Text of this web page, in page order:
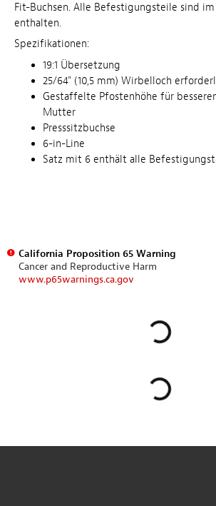
Fit-Buchsen. Alle Befestigungsteile sind
enthalten.
Spezifikationen:
19:1 Übersetzung
25/64" (10,5 mm) Wirbelloch
Gestaffelte Pfostenhöhe für
Mutter
Presssitzbuchse
6-in-Line
Satz mit 6 enthält alle
California Proposition 65 Warning
Cancer and Reproductive Harm
www.p65warnings.ca.gov